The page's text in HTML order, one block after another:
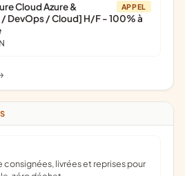
APPEL
Cloud Azure &
DevOps / Cloud] H/F - 100% à